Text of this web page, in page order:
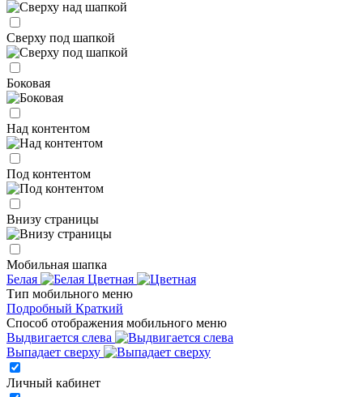
Сверху под шапкой
Боковая
Над контентом
Под контентом
Внизу страницы
Мобильная шапка
Белая
Цветная
Тип мобильного меню
Подробный Краткий
Способ отображения мобильного меню
Выдвигается слева
Выпадает сверху
Личный кабинет